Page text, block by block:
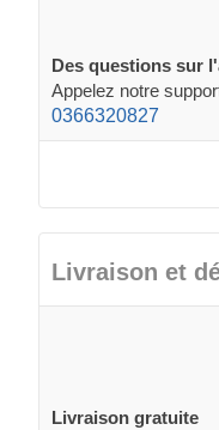
Des questions sur
Appelez notre
0366320827
Livraison et
Livraison gratuite